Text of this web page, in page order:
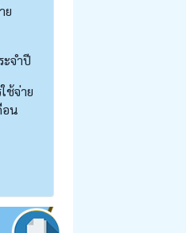
ย
ะจำปี
ช้จ่าย
อน